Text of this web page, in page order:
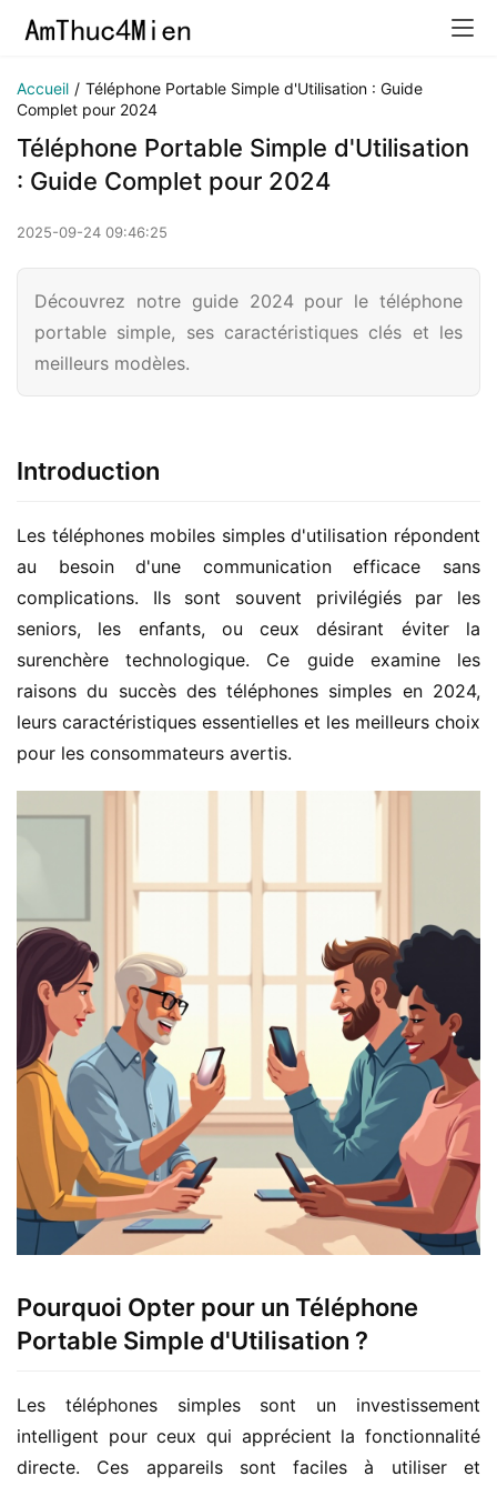
Accueil / Téléphone Portable Simple d'Utilisation : Guide
Complet pour 2024
Téléphone Portable Simple d'Utilisation
: Guide Complet pour 2024
2025-09-24 09:46:25
Découvrez notre guide 2024 pour le téléphone
portable simple, ses caractéristiques clés et les
meilleurs modèles.
Introduction
Les téléphones mobiles simples d'utilisation répondent
au besoin d'une communication efficace sans
complications. Ils sont souvent privilégiés par les
seniors, les enfants, ou ceux désirant éviter la
surenchère technologique. Ce guide examine les
raisons du succès des téléphones simples en 2024,
leurs caractéristiques essentielles et les meilleurs choix
pour les consommateurs avertis.
Pourquoi Opter pour un Téléphone
Portable Simple d'Utilisation ?
Les téléphones simples sont un investissement
intelligent pour ceux qui apprécient la fonctionnalité
directe. Ces appareils sont faciles à utiliser et